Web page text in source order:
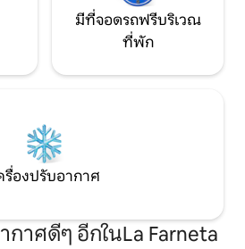
มีที่จอดรถฟรีบริเวณ
ที่พัก
รื่องปรับอากาศ
าศดีๆ อีกในLa Farneta